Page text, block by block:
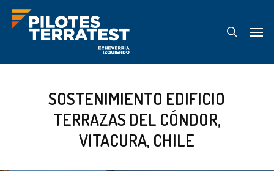
Skip
content
search
Menu
SOSTENIMIENTO EDIFICIO
TERRAZAS DEL CÓNDOR,
VITACURA, CHILE